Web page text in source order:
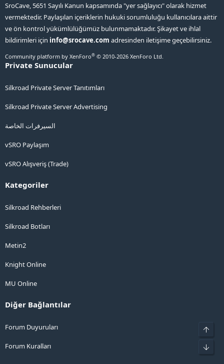
SroCave, 5651 Sayılı Kanun kapsamında "yer sağlayıcı" olarak hizmet
vermektedir. Paylaşılan içeriklerin hukuki sorumluluğu kullanıcılara aittir
ve ön kontrol yükümlülüğümüz bulunmamaktadır. Şikayet ve ihlal
bildirimleri için info@srocave.com adresinden iletişime geçebilirsiniz.
Community platform by XenForo® © 2010-2026 XenForo Ltd.
Private Sunucular
Silkroad Private Server Tanıtımları
Silkroad Private Server Advertising
السيرفرات الخاصة
vSRO Paylaşım
vSRO Alışveriş (Trade)
Kategoriler
Silkroad Rehberleri
Silkroad Botları
Metin2
Knight Online
MU Online
Diğer Bağlantılar
Forum Duyuruları
Forum Kuralları